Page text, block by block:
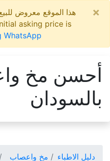
asking price is
WhatsApp
أحسن مخ
بالسودان
دليل الاطباء مخ واعصاب